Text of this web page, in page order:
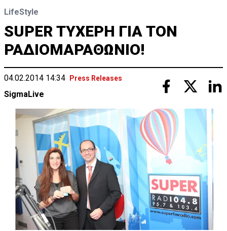
LifeStyle
SUPER ΤΥΧΕΡΗ ΓΙΑ ΤΟΝ
ΡΑΔΙΟΜΑΡΑΘΩΝΙΟ!
04.02.2014 14:34 Press Releases
SigmaLive